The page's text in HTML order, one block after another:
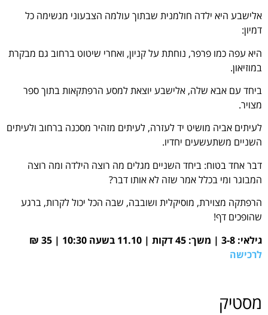
אלישבע היא ילדה חולמנית שבתוך עולמה הצבעוני מגשימה כל
דמיון:
היא עפה כמו פרפר, נוחתת על קניון, ואחרי שיטוט ברחוב גם מבקרת
במוזיאון.
ביחד עם אבא שלה, אלישבע יוצאת למסע הרפתקאות בתוך ספר
מצויר.
לעיתים אביה מושיט יד לעזרה, לעיתים מזהיר מסכנה ברחוב ולעיתים
השניים משתעשעים יחדיו.
דבר אחד בטוח: ביחד השניים מגלים מה רוצה הילדה ומה רוצה
המבוגר ומי בכלל אמר שזה לא אותו דבר?
הרפתקה מצוירת, מוסיקלית ושובבה, שבה הכל יכול לקרות, ברגע
שהופכים דף!
גילאי: 3-8 | משך: 45 דקות | 11.10 בשעה 10:30 | 35 ₪
לרכישה
מסטיק